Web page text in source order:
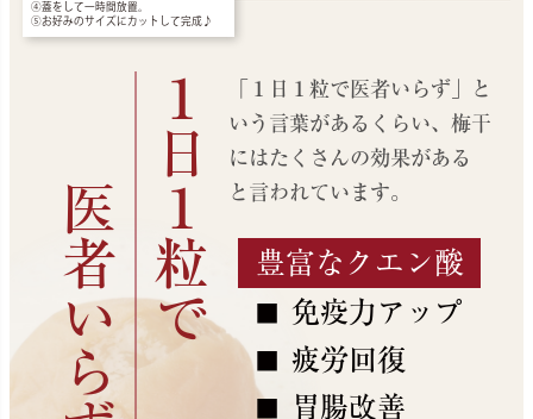
④蓋をして一時間放置。
⑤お好みのサイズにカットして完成♪
１日１粒で
医者いらず
「１日１粒で医者いらず」と
いう言葉があるくらい、梅干
にはたくさんの効果がある
と言われています。
豊富なクエン酸
免疫力アップ
疲労回復
胃腸改善